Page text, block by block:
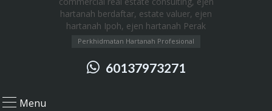
Perkhidmatan Hartanah Profesional
60137973271
Menu